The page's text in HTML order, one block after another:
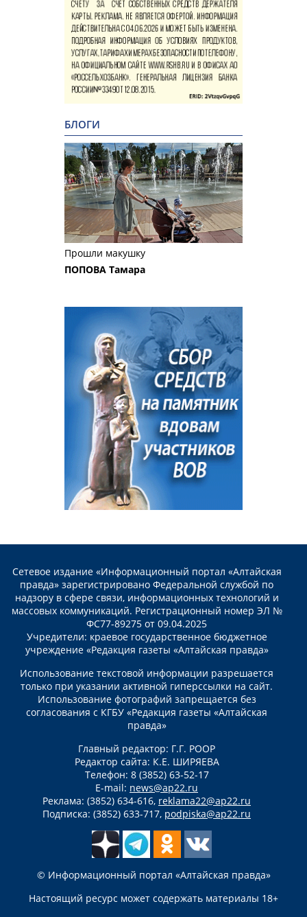
БЛОГИ
Прошли макушку
ПОПОВА Тамара
Сетевое издание «Информационный портал «Алтайская
правда» зарегистрировано Федеральной службой по
надзору в сфере связи, информационных технологий и
массовых коммуникаций. Регистрационный номер ЭЛ №
ФС77-89275 от 09.04.2025
Учредители: краевое государственное бюджетное
учреждение «Редакция газеты «Алтайская правда»
Использование текстовой информации разрешается
только при указании активной гиперссылки на сайт.
Использование фотографий запрещается без
согласования с КГБУ «Редакция газеты «Алтайская
правда»
Главный редактор: Г.Г. РООР
Редактор сайта: К.Е. ШИРЯЕВА
Телефон: 8 (3852) 63-52-17
E-mail: news@ap22.ru
Реклама: (3852) 634-616, reklama22@ap22.ru
Подписка: (3852) 633-717, podpiska@ap22.ru
© Информационный портал «Алтайская правда»
Настоящий ресурс может содержать материалы 18+